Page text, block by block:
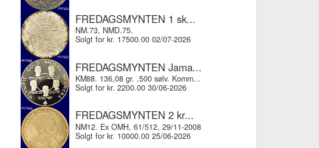
FREDAGSMYNTEN 1 sk...
NM.73, NMD.75.
Solgt for kr. 17500.00 02/07-2026
FREDAGSMYNTEN Jama...
KM88. 136,08 gr. .500 sølv. Komm...
Solgt for kr. 2200.00 30/06-2026
FREDAGSMYNTEN 2 kr...
NM12. Ex OMH, 61/512, 29/11-2008
Solgt for kr. 10000.00 25/06-2026